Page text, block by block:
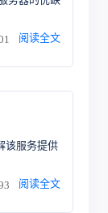
阅读全文
该服务提供
阅读全文